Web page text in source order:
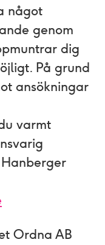
något
genom
dig
På grund
ansökningar
varmt
Ordna AB